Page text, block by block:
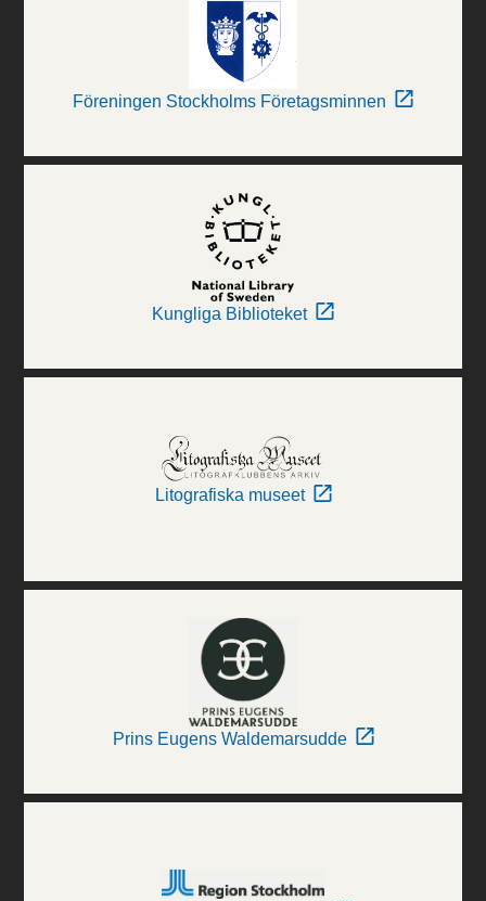
Föreningen Stockholms Företagsminnen
Kungliga Biblioteket
Litografiska museet
Prins Eugens Waldemarsudde